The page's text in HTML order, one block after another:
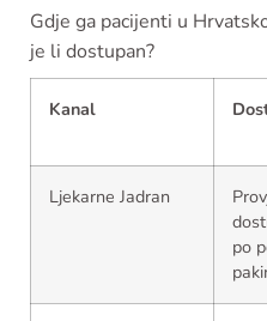
Gdje ga pacijenti u
je li dostupan?
Kanal
Ljekarne Jadran
po